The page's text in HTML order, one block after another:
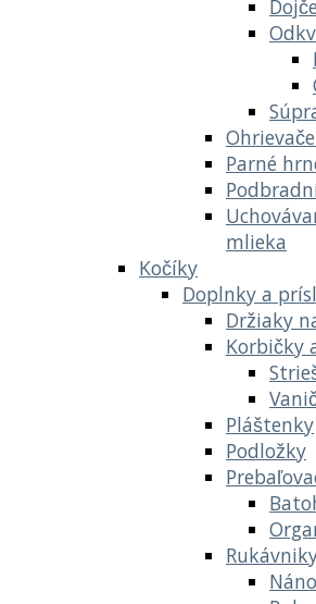
Parné
mlieka
Kočíky
Doplnky a
Držiaky
Korbičky
Pláštenky
Podložky